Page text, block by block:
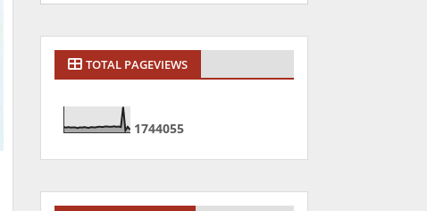
TOTAL PAGEVIEWS
1744055